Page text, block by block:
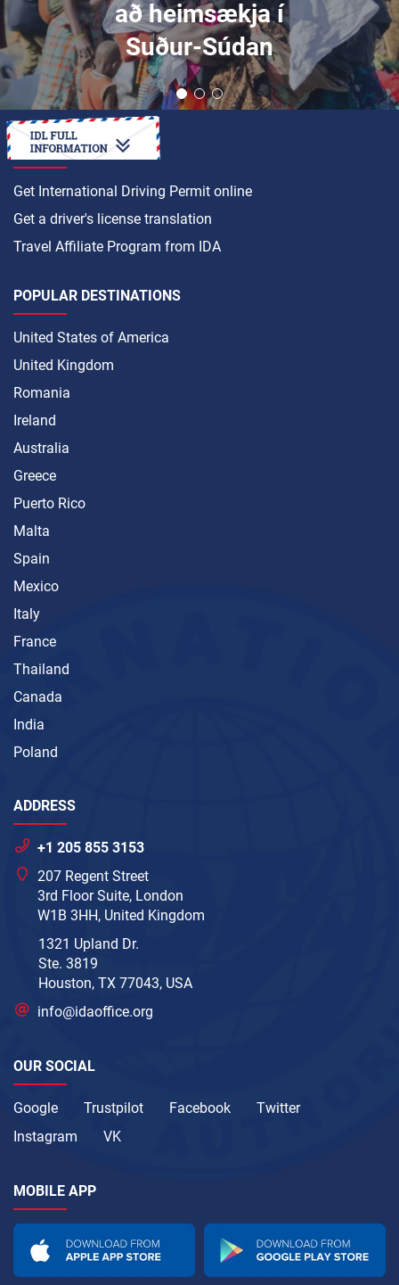
að heimsækja í
Suður-Súdan
HOW TO
Get International Driving Permit online
Get a driver's license translation
Travel Affiliate Program from IDA
POPULAR DESTINATIONS
United States of America
United Kingdom
Romania
Ireland
Australia
Greece
Puerto Rico
Malta
Spain
Mexico
Italy
France
Thailand
Canada
India
Poland
ADDRESS
+1 205 855 3153
207 Regent Street
3rd Floor Suite, London
W1B 3HH, United Kingdom
1321 Upland Dr.
Ste. 3819
Houston, TX 77043, USA
info@idaoffice.org
OUR SOCIAL
Google Trustpilot Facebook
Twitter
Instagram
VK
MOBILE APP